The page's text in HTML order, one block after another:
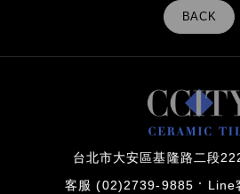
BACK
台北市大安區基隆路二段
客服 (02)2739-9885 Line